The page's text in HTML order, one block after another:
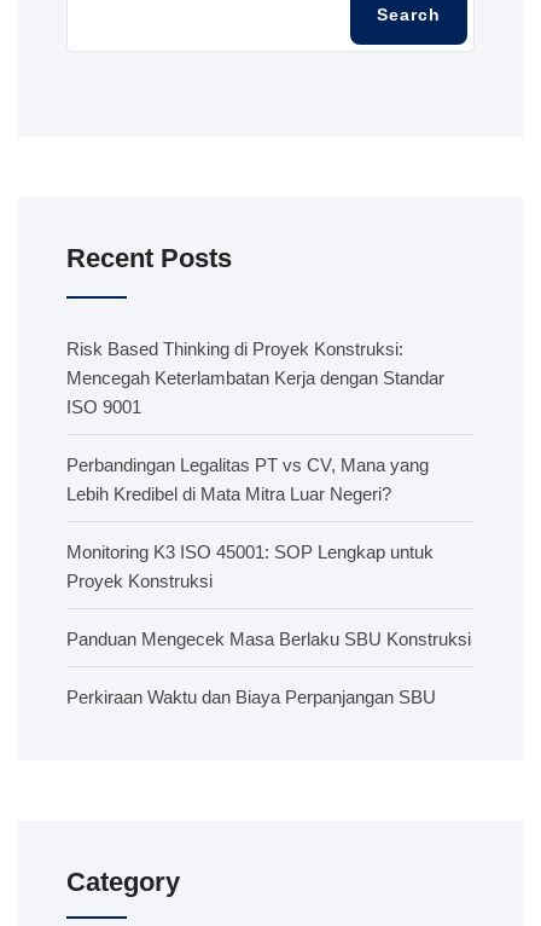
Search
Recent Posts
Risk Based Thinking di Proyek Konstruksi:
Mencegah Keterlambatan Kerja dengan Standar
ISO 9001
Perbandingan Legalitas PT vs CV, Mana yang
Lebih Kredibel di Mata Mitra Luar Negeri?
Monitoring K3 ISO 45001: SOP Lengkap untuk
Proyek Konstruksi
Panduan Mengecek Masa Berlaku SBU Konstruksi
Perkiraan Waktu dan Biaya Perpanjangan SBU
Category